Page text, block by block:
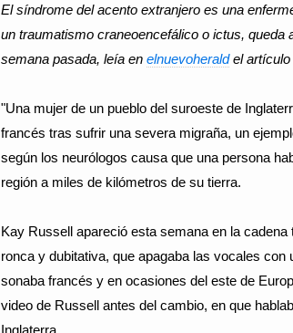
El síndrome del acento extranjero es una
un traumatismo craneoencefálico o ictus, queda
semana pasada, leía en elnuevoheraldel artículo
"Una mujer de un pueblo del suroeste de
francés tras sufrir una severa migraña, un
según los neurólogos causa que una persona
región a miles de kilómetros de su tierra.
Kay Russell apareció esta semana en la
ronca y dubitativa, que apagaba las vocales con
sonaba francés y en ocasiones del este de
video de Russell antes del cambio, en que
Inglaterra.